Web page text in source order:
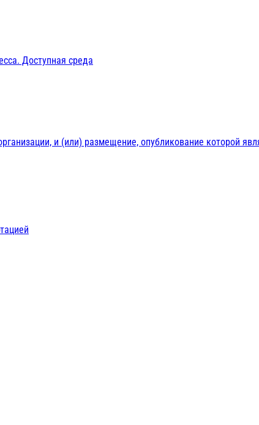
Доступная среда
и (или) размещение, опубликование которой